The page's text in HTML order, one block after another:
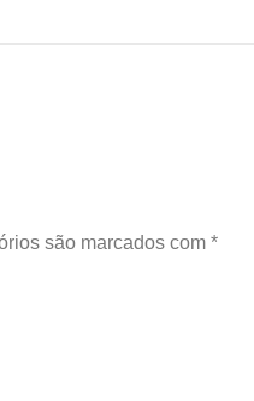
são marcados com *